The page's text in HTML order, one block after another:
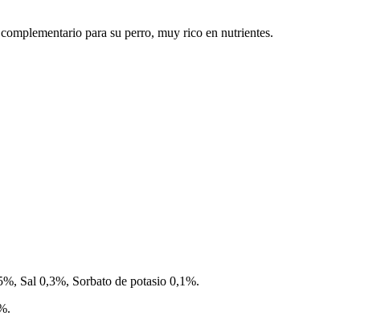
para su perro, muy rico en nutrientes.
Sal 0,3%, Sorbato de potasio 0,1%.